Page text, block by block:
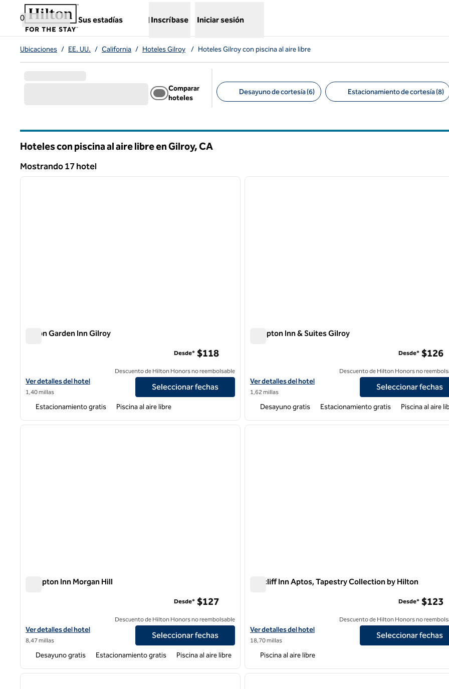
Saltar a contenido
0
Sus estadías
,abre una nueva pestaña
Inscríbase Iniciar sesión
Ubicaciones / EE. UU. / California / Hoteles Gilroy / Hoteles Gilroy con piscina al aire libre
Comparar
hoteles
Desayuno de cortesía (6) Estacionamiento de cortesía (8)
Hoteles con piscina al aire libre en Gilroy,CA
Mostrando 17 hotel
Mostrando 17 hotel
1 de 12
siguiente imagen
Hilton Garden Inn Gilroy
Ver detalles del hotel Hilton Garden Inn Gilroy
Ver detalles del hotel
1,40 millas
Desde* $118
Descuento de Hilton Honors no reembolsable
Seleccionar fechas
Estacionamiento gratis Piscina al aire libre
1 de 12
Hampton Inn & Suites Gilroy
Ver detalles del hotel Hampton Inn & Suites Gilroy
Ver detalles del hotel
1,62 millas
Desde* $126
Descuento de Hilton Honors no
Seleccionar fechas
Desayuno gratis Estacionamiento gratis Piscina al aire
1 de 12
siguiente imagen
Hampton Inn Morgan Hill
Ver detalles del hotel Hampton Inn Morgan Hill
Ver detalles del hotel
8,47 millas
Desde* $127
Descuento de Hilton Honors no reembolsable
Seleccionar fechas
Desayuno gratis Estacionamiento gratis Piscina al aire libre
1 de 12
Seacliff Inn Aptos, Tapestry Collection by Hilton
Ver detalles del hotel Seacliff Inn Aptos, Tapestry Collection by
Ver detalles del hotel
18,70 millas
Desde* $123
Descuento de Hilton Honors no
Seleccionar fechas
Piscina al aire libre
1 de 9
siguiente imagen
1 de 12